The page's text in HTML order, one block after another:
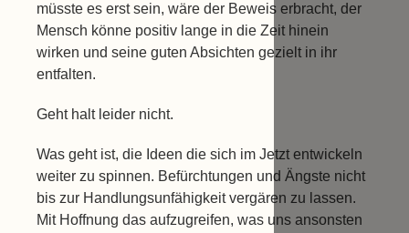
müsste es erst sein, wäre der Beweis erbracht, der
Mensch könne positiv lange in die Zeit hinein
wirken und seine guten Absichten gezielt in ihr
entfalten.
Geht halt leider nicht.
Was geht ist, die Ideen die sich im Jetzt entwickeln
weiter zu spinnen. Befürchtungen und Ängste nicht
bis zur Handlungsunfähigkeit vergären zu lassen.
Mit Hoffnung das aufzugreifen, was uns ansonsten